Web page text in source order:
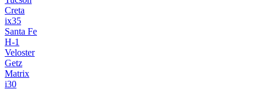
Creta
ix35
Santa Fe
H-1
Veloster
Getz
Matrix
i30